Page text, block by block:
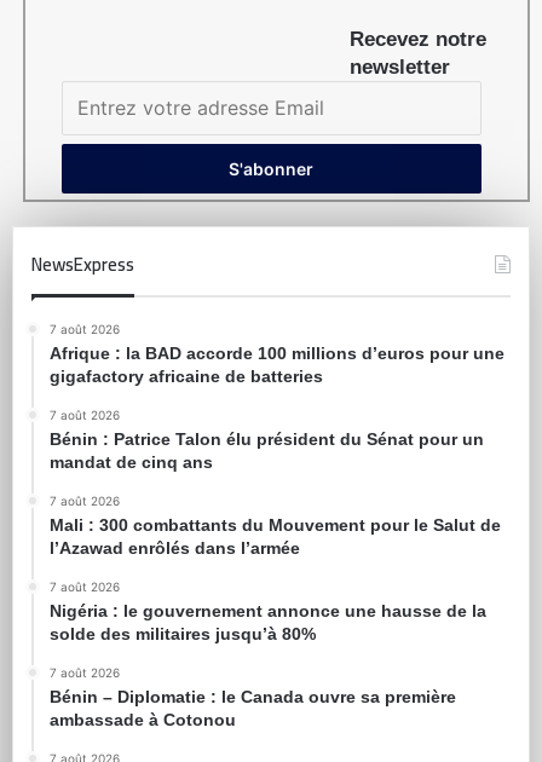
Recevez notre
newsletter
NewsExpress
7 août 2026
Afrique : la BAD accorde 100 millions d’euros pour une
gigafactory africaine de batteries
7 août 2026
Bénin : Patrice Talon élu président du Sénat pour un
mandat de cinq ans
7 août 2026
Mali : 300 combattants du Mouvement pour le Salut de
l’Azawad enrôlés dans l’armée
7 août 2026
Nigéria : le gouvernement annonce une hausse de la
solde des militaires jusqu’à 80%
7 août 2026
Bénin – Diplomatie : le Canada ouvre sa première
ambassade à Cotonou
7 août 2026